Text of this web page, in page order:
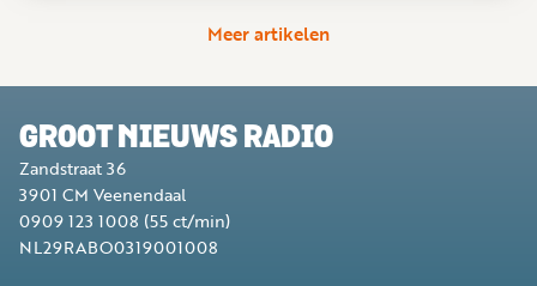
Meer artikelen
GROOT NIEUWS RADIO
Zandstraat 36
3901 CM Veenendaal
0909 123 1008 (55 ct/min)
NL29RABO0319001008